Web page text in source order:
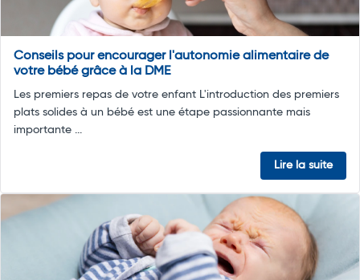
Conseils pour encourager l'autonomie alimentaire de
votre bébé grâce à la DME
Les premiers repas de votre enfant L'introduction des premiers
plats solides à un bébé est une étape passionnante mais
importante ...
Lire la suite